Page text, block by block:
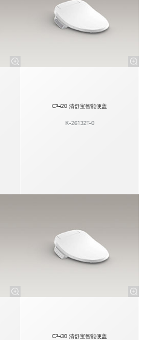
C³420 清舒宝智能便盖
K-26132T-0
C³430 清舒宝智能便盖